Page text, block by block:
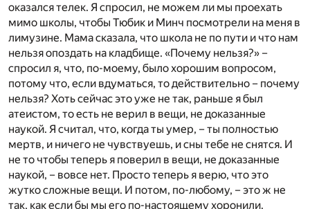
оказался телек. Я спросил, не можем ли мы проехать
мимо школы, чтобы Тюбик и Минч посмотрели на меня в
лимузине. Мама сказала, что школа не по пути и что нам
нельзя опоздать на кладбище. «Почему нельзя?» –
спросил я, что, по-моему, было хорошим вопросом,
потому что, если вдуматься, то действительно – почему
нельзя? Хоть сейчас это уже не так, раньше я был
атеистом, то есть не верил в вещи, не доказанные
наукой. Я считал, что, когда ты умер, – ты полностью
мертв, и ничего не чувствуешь, и сны тебе не снятся. И
не то чтобы теперь я поверил в вещи, не доказанные
наукой, – вовсе нет. Просто теперь я верю, что это
жутко сложные вещи. И потом, по-любому, – это ж не
так, как если бы мы его по-настоящему хоронили.